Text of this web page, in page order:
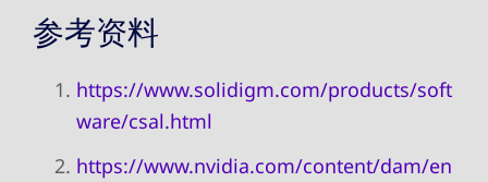
参考资料
https://www.solidigm.com/products/soft
ware/csal.html
https://www.nvidia.com/content/dam/en